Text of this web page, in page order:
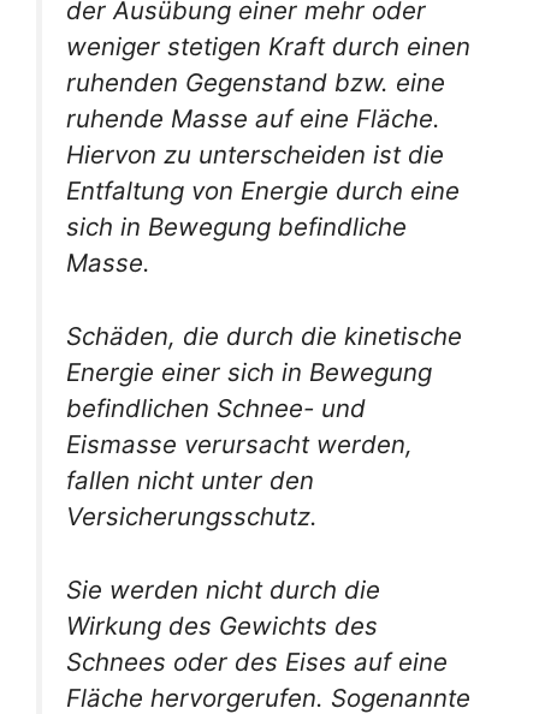
der Ausübung einer mehr oder
weniger stetigen Kraft durch einen
ruhenden Gegenstand bzw. eine
ruhende Masse auf eine Fläche.
Hiervon zu unterscheiden ist die
Entfaltung von Energie durch eine
sich in Bewegung befindliche
Masse.
Schäden, die durch die kinetische
Energie einer sich in Bewegung
befindlichen Schnee- und
Eismasse verursacht werden,
fallen nicht unter den
Versicherungsschutz.
Sie werden nicht durch die
Wirkung des Gewichts des
Schnees oder des Eises auf eine
Fläche hervorgerufen. Sogenannte